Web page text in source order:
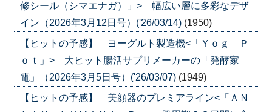
修シール（シマエナガ）」> 幅広い層に多彩なデザ
イン（2026年3月12日号）('26/03/14) (1950)
【ヒットの予感】 ヨーグルト製造機<「Ｙｏｇ Ｐ
ｏｔ」> 大ヒット腸活サプリメーカーの「発酵家
電」（2026年3月5日号）('26/03/07) (1949)
【ヒットの予感】 美顔器のプレミアライン<「ＡＮ